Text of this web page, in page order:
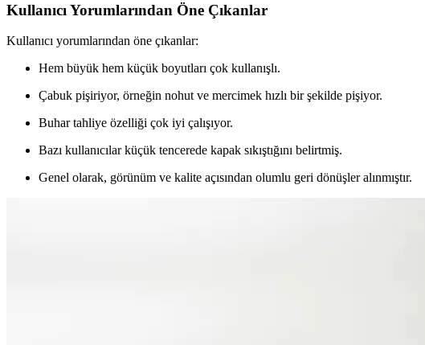
Kullanıcı Yorumlarından Öne Çıkanlar
Kullanıcı yorumlarından öne çıkanlar:
Hem büyük hem küçük boyutları çok kullanışlı.
Çabuk pişiriyor, örneğin nohut ve mercimek hızlı bir şekilde pişiyor.
Buhar tahliye özelliği çok iyi çalışıyor.
Bazı kullanıcılar küçük tencerede kapak sıkıştığını belirtmiş.
Genel olarak, görünüm ve kalite açısından olumlu geri dönüşler alınmıştır.